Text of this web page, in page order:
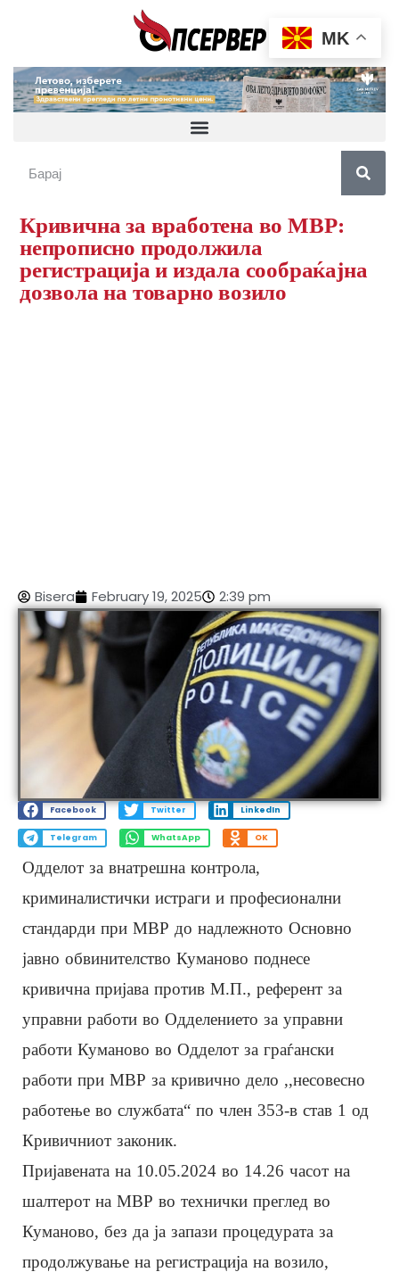
Кривична за вработена во МВР:
непрописно продолжила
регистрација и издала сообраќајна
дозвола на товарно возило
Bisera February 19, 2025 2:39 pm
Facebook Twitter LinkedIn
Telegram WhatsApp OK
Одделот за внатрешна контрола,
криминалистички истраги и професионални
стандарди при МВР до надлежното Основно
јавно обвинителство Куманово поднесе
кривична пријава против М.П., референт за
управни работи во Одделението за управни
работи Куманово во Одделот за граѓански
работи при МВР за кривично дело ,,несовесно
работење во службата“ по член 353-в став 1 од
Кривичниот законик.
Пријавената на 10.05.2024 во 14.26 часот на
шалтерот на МВР во технички преглед во
Куманово, без да ја запази процедурата за
продолжување на регистрација на возило,
MK